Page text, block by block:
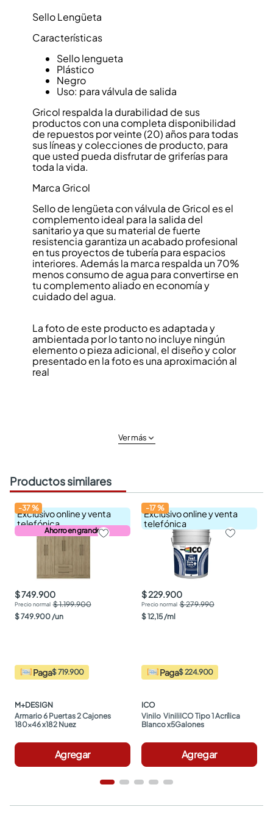
Sello Lengüeta
Características
Sello lengueta
Plástico
Negro
Uso: para válvula de salida
Gricol respalda la durabilidad de sus
productos con una completa disponibilidad
de repuestos por veinte (20) años para todas
sus líneas y colecciones de producto, para
que usted pueda disfrutar de griferías para
toda la vida.
Marca Gricol
Sello de lengüeta con válvula de Gricol es el
complemento ideal para la salida del
sanitario ya que su material de fuerte
resistencia garantiza un acabado profesional
en tus proyectos de tubería para espacios
interiores. Además la marca respalda un 70%
menos consumo de agua para convertirse en
tu complemento aliado en economía y
cuidado del agua.
La foto de este producto es adaptada y
ambientada por lo tanto no incluye ningún
elemento o pieza adicional, el diseño y color
presentado en la foto es una aproximación al
real
Ver más
Productos similares
Exclusivo online y venta
telefónica
Ahorro en grande
-37%
$ 749.900
$ 1.199.900
$749.900 /un
Paga$ 719.900
M+DESIGN
Armario 6 Puertas 2 Cajones
180x46 x182 Nuez
Agregar
Exclusivo online y venta
telefónica
-17%
$ 229.900
$ 279.990
$12,15 /ml
Paga$ 224.900
ICO
Vinilo  ViniliICO Tipo 1 Acrílica
Blanco x5Galones
Agregar